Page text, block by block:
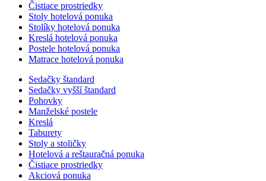
Čistiace prostriedky
Stoly hotelová ponuka
Stolíky hotelová ponuka
Kreslá hotelová ponuka
Postele hotelová ponuka
Matrace hotelová ponuka
Sedačky štandard
Sedačky vyšší štandard
Pohovky
Manželské postele
Kreslá
Taburety
Stoly a stoličky
Hotelová a reštauračná ponuka
Čistiace prostriedky
Akciová ponuka